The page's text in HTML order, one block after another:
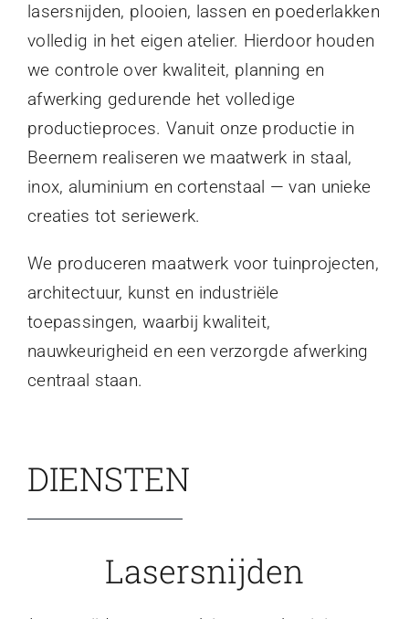
lasersnijden, plooien, lassen en poederlakken
volledig in het eigen atelier. Hierdoor houden
we controle over kwaliteit, planning en
afwerking gedurende het volledige
productieproces. Vanuit onze productie in
Beernem realiseren we maatwerk in staal,
inox, aluminium en cortenstaal — van unieke
creaties tot seriewerk.
We produceren maatwerk voor tuinprojecten,
architectuur, kunst en industriële
toepassingen, waarbij kwaliteit,
nauwkeurigheid en een verzorgde afwerking
centraal staan.
DIENSTEN
Lasersnijden